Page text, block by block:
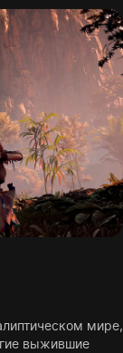
мире,
выжившие